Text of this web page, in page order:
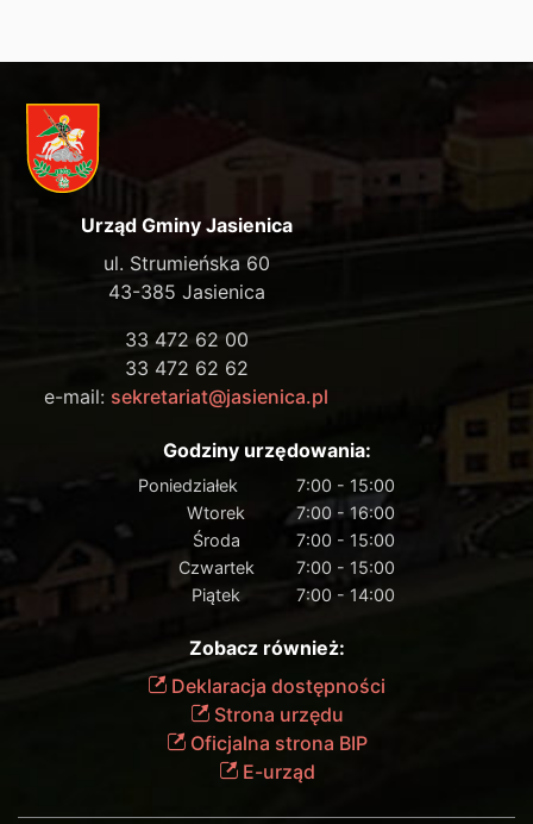
Urząd Gminy Jasienica
ul. Strumieńska 60
43-385 Jasienica
33 472 62 00
33 472 62 62
e-mail: sekretariat@jasienica.pl
Godziny urzędowania:
Poniedziałek
7:00 - 15:00
Wtorek
7:00 - 16:00
Środa
7:00 - 15:00
Czwartek
7:00 - 15:00
Piątek
7:00 - 14:00
Zobacz również:
Deklaracja dostępności
Strona urzędu
Oficjalna strona BIP
E-urząd